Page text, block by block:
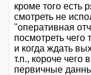
кроме того есть
смотреть не
"оперативная
посмотреть
и когда ждать
т.п., короче чего
первичные